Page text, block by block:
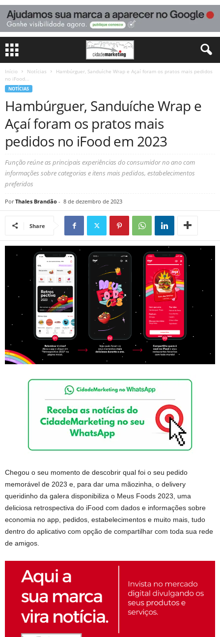
Início Notícias
Hambúrguer, Sanduíche Wrap e Açaí foram os pratos mais pedidos
no iFood...
NOTÍCIAS
Hambúrguer, Sanduíche Wrap e
Açaí foram os pratos mais
pedidos no iFood em 2023
Função reúne as principais experiências do consumidor no ano com
informações sobre categorias e itens mais pedidos, estabelecimentos
preferidos
Por Thales Brandão - 8 de dezembro de 2023
Share
Chegou o seu momento de descobrir qual foi o seu pedido
memorável de 2023 e, para dar uma mãozinha, o delivery
queridinho da galera disponibiliza o Meus Foods 2023, uma
deliciosa retrospectiva do iFood com dados e informações sobre
economia no app, pedidos, estabelecimentos e muito mais, tudo
dentro do aplicativo com opção de compartilhar com toda sua rede
de amigos.